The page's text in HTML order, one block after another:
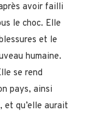
avoir failli
le choc. Elle
et le
humaine.
se rend
pays, ainsi
et qu’elle aurait